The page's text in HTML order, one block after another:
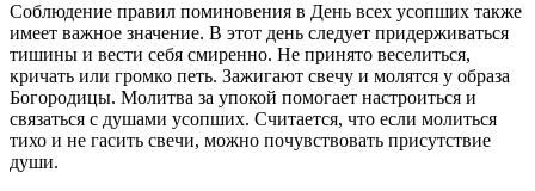
Соблюдение правил поминовения в День всех усопших также
имеет важное значение. В этот день следует придерживаться
тишины и вести себя смиренно. Не принято веселиться,
кричать или громко петь. Зажигают свечу и молятся у образа
Богородицы. Молитва за упокой помогает настроиться и
связаться с душами усопших. Считается, что если молиться
тихо и не гасить свечи, можно почувствовать присутствие
души.